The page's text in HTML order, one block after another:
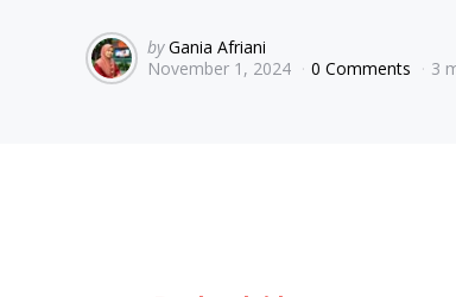
Posted
by
by Gania Afriani
November 1, 2024
0 Comments 3